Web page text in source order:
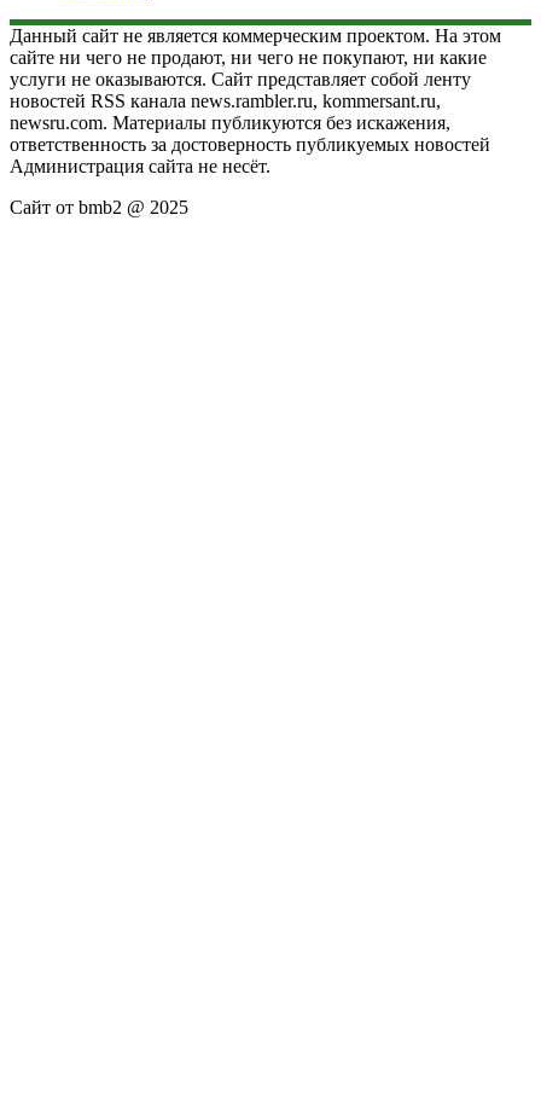
Данный сайт не является коммерческим проектом. На этом
сайте ни чего не продают, ни чего не покупают, ни какие
услуги не оказываются. Сайт представляет собой ленту
новостей RSS канала news.rambler.ru, kommersant.ru,
newsru.com. Материалы публикуются без искажения,
ответственность за достоверность публикуемых новостей
Администрация сайта не несёт.
Сайт от bmb2 @ 2025